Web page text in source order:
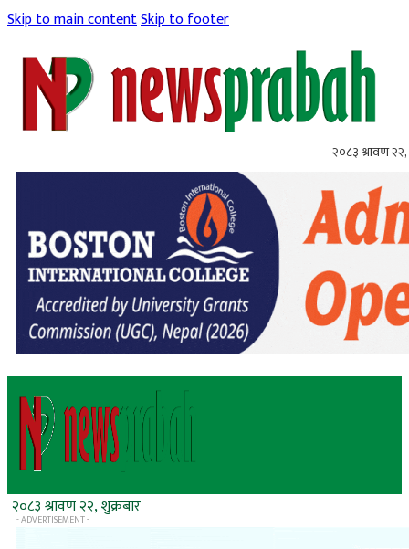
Skip to main contentSkip to footer
२०८३ श्रावण २२,
२०८३ श्रावण २२, शुक्रबार
- ADVERTISEMENT -